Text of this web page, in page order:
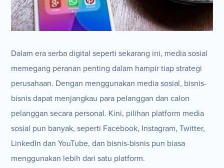
Dalam era serba digital seperti sekarang ini, media sosial
memegang peranan penting dalam hampir tiap strategi
perusahaan. Dengan menggunakan media sosial, bisnis-
bisnis dapat menjangkau para pelanggan dan calon
pelanggan secara personal. Kini, pilihan platform media
sosial pun banyak, seperti Facebook, Instagram, Twitter,
LinkedIn dan YouTube, dan bisnis-bisnis pun biasa
menggunakan lebih dari satu platform.